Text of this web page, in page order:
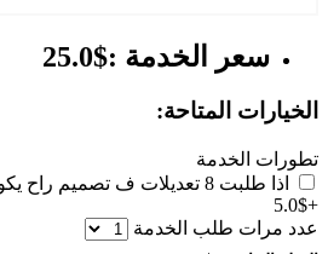
سعر الخدمة :$25.0
الخيارات المتاحة:
تطورات الخدمة
اذا طلبت 8 تعديلات ف تصميم راح يكون هذا با 5 دولار فقط
+$5.0
عدد مرات طلب الخدمة